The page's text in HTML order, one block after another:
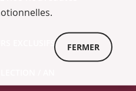
EXCLUSIFS FERMER